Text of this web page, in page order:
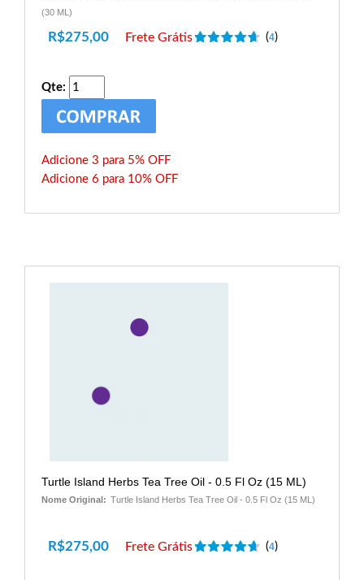
(30 ML)
R$275,00 Frete Grátis (4)
Qte:
Adicione 3 para 5% OFF
Adicione 6 para 10% OFF
Turtle Island Herbs Tea Tree Oil - 0.5 Fl Oz (15 ML)
Nome Original: Turtle Island Herbs Tea Tree Oil - 0.5 Fl Oz (15 ML)
R$275,00 Frete Grátis (4)